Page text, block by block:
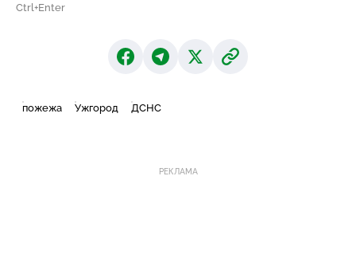
Ctrl+Enter
пожежа Ужгород ДСНС
РЕКЛАМА